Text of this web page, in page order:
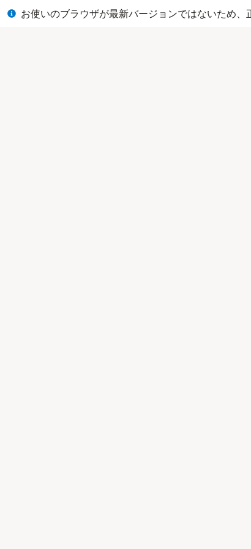
お使いのブラウザが最新バージョンではないため